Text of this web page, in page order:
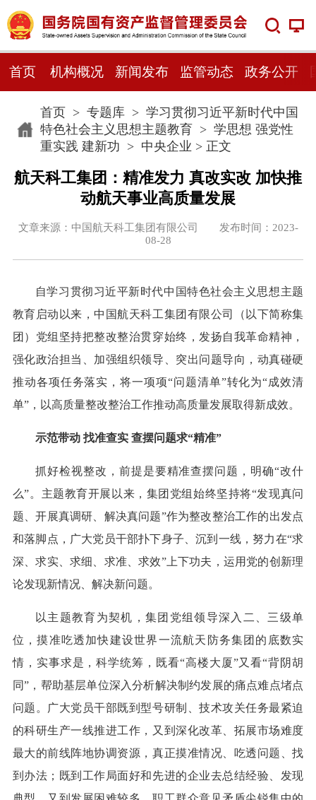
首页 机构概况 新闻发布 监管动态 政务公开
首页> 专题库> 学习贯彻习近平新时代中国
特色社会主义思想主题教育> 学思想 强党性
重实践 建新功 > 中央企业 > 正文
航天科工集团：精准发力 真改实改 加快推
动航天事业高质量发展
文章来源：中国航天科工集团有限公司 发布时间：2023-
08-28
自学习贯彻习近平新时代中国特色社会主义思想主题
教育启动以来，中国航天科工集团有限公司（以下简称集
团）党组坚持把整改整治贯穿始终，发扬自我革命精神，
强化政治担当、加强组织领导、突出问题导向，动真碰硬
推动各项任务落实，将一项项“问题清单”转化为“成效清
单”，以高质量整改整治工作推动高质量发展取得新成效。
示范带动 找准查实 查摆问题求“精准”
抓好检视整改，前提是要精准查摆问题，明确“改什
么”。主题教育开展以来，集团党组始终坚持将“发现真问
题、开展真调研、解决真问题”作为整改整治工作的出发点
和落脚点，广大党员干部扑下身子、沉到一线，努力在“求
深、求实、求细、求准、求效”上下功夫，运用党的创新理
论发现新情况、解决新问题。
以主题教育为契机，集团党组领导深入二、三级单
位，摸准吃透加快建设世界一流航天防务集团的底数实
情，实事求是，科学统筹，既看“高楼大厦”又看“背阴胡
同”，帮助基层单位深入分析解决制约发展的痛点难点堵点
问题。广大党员干部既到型号研制、技术攻关任务最紧迫
的科研生产一线推进工作，又到深化改革、拓展市场难度
最大的前线阵地协调资源，真正摸准情况、吃透问题、找
到办法；既到工作局面好和先进的企业去总结经验、发现